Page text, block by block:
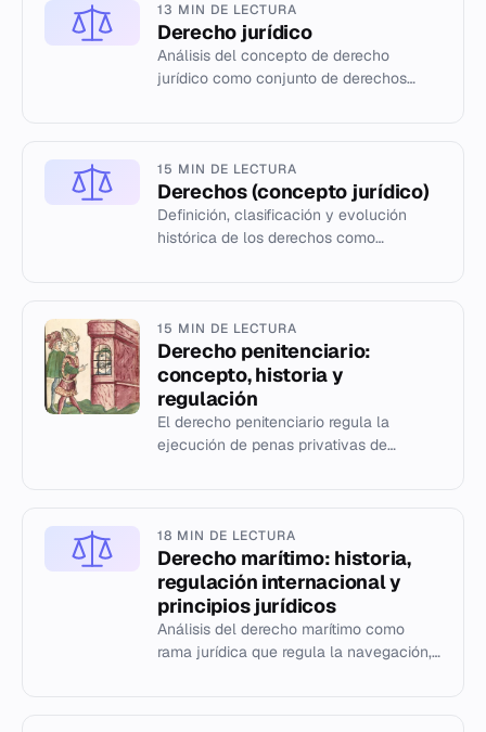
13 MIN DE LECTURA
Derecho jurídico
Análisis del concepto de derecho
jurídico como conjunto de derechos
15 MIN DE LECTURA
Derechos (concepto jurídico)
Definición, clasificación y evolución
histórica de los derechos como
15 MIN DE LECTURA
Derecho penitenciario:
concepto, historia y
regulación
El derecho penitenciario regula la
ejecución de penas privativas de
18 MIN DE LECTURA
Derecho marítimo: historia,
regulación internacional y
principios jurídicos
Análisis del derecho marítimo como
rama jurídica que regula la navegación,